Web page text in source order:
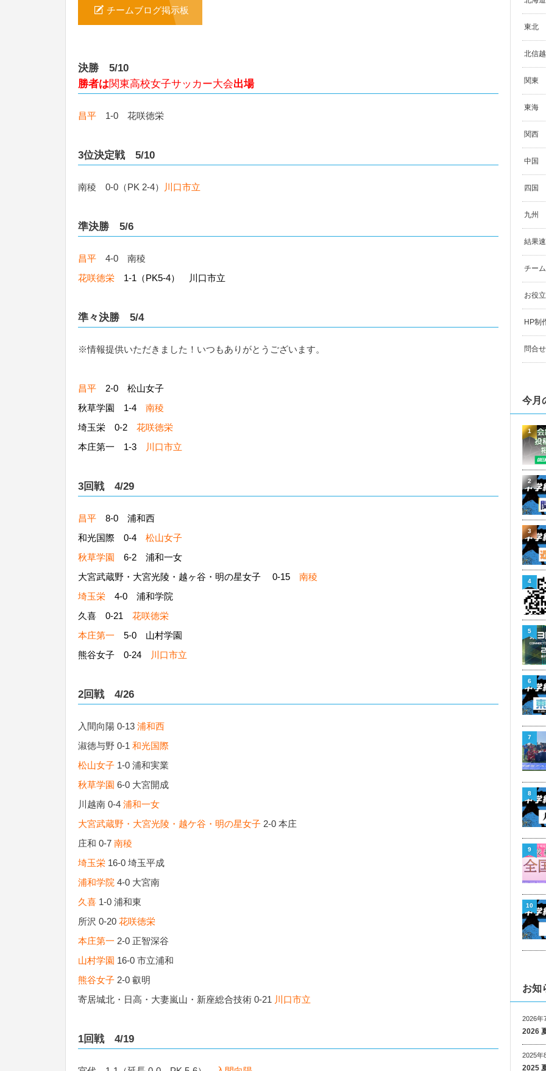
チームブログ掲示板
決勝 5/10
勝者は関東高校女子サッカー大会出場
昌平 1-0 花咲徳栄
3位決定戦 5/10
南稜 0-0（PK 2-4） 川口市立
準決勝 5/6
昌平 4-0 南稜
花咲徳栄 1-1（PK5-4） 川口市立
準々決勝 5/4
※情報提供いただきました！いつもありがとうございます。
昌平 2-0 松山女子
秋草学園 1-4 南稜
埼玉栄 0-2 花咲徳栄
本庄第一 1-3
川口市立
3回戦 4/29
昌平 8-0 浦和西
和光国際 0-4 松山女子
秋草学園 6-2 浦和一女
大宮武蔵野・大宮光陵・越ヶ谷・明の星女子 0-15 南稜
埼玉栄 4-0 浦和学院
久喜 0-21 花咲徳栄
本庄第一 5-0 山村学園
熊谷女子 0-24
川口市立
2回戦 4/26
入間向陽 0-13 浦和西
淑徳与野 0-1 和光国際
松山女子 1-0 浦和実業
秋草学園 6-0 大宮開成
川越南 0-4 浦和一女
大宮武蔵野・大宮光陵・越ケ谷・明の星女子 2-0 本庄
庄和 0-7 南稜
埼玉栄 16-0 埼玉平成
浦和学院 4-0 大宮南
久喜 1-0 浦和東
所沢 0-20 花咲徳栄
本庄第一 2-0 正智深谷
山村学園 16-0 市立浦和
熊谷女子 2-0 叡明
寄居城北・日高・大妻嵐山・新座総合技術 0-21 川口市立
1回戦 4/19
東北
北信越
関東
東海
関西
中国
四国
九州
結果
チー
お役
HP制
問合せ
今月
1
2
3
4
5
6
7
8
9
10
お知
2026年
2026
2025年
2025